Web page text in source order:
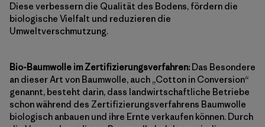
Diese verbessern die Qualität des Bodens, fördern die
biologische Vielfalt und reduzieren die
Umweltverschmutzung.
Bio-Baumwolle im Zertifizierungsverfahren: Das Besondere
an dieser Art von Baumwolle, auch „Cotton in Conversion“
genannt, besteht darin, dass landwirtschaftliche Betriebe
schon während des Zertifizierungsverfahrens Baumwolle
biologisch anbauen und ihre Ernte verkaufen können. Durch